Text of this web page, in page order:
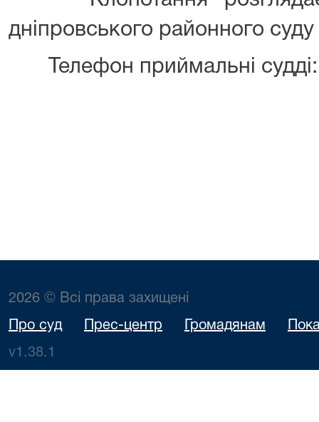
дніпровського районного
Телефон приймальні
2026 © Всі права захищені
Про суд Прес-центр Громадянам
v1.38.1